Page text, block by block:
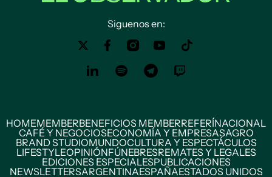
Siguenos en:
HOMEMEMBERBENEFICIOS MEMBERREFERÍNACIONAL
CAFÉ Y NEGOCIOSECONOMÍA Y EMPRESASAGRO
BRAND STUDIOMUNDOCULTURA Y ESPECTÁCULOS
LIFESTYLEOPINIÓNFÚNEBRESREMATES Y LEGALES
EDICIONES ESPECIALESPUBLICACIONES
NEWSLETTERSARGENTINAESPAÑAESTADOS UNIDOS